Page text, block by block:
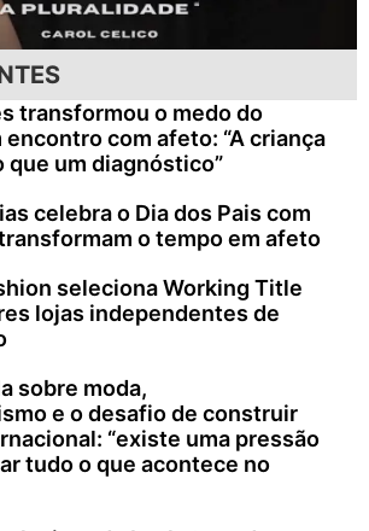
transformou o medo do
com afeto: “A criança
que um diagnóstico”
celebra o Dia dos Pais com
o tempo em afeto
seleciona Working Title
lojas independentes de
sobre moda,
e o desafio de construir
“existe uma pressão
tudo o que acontece no